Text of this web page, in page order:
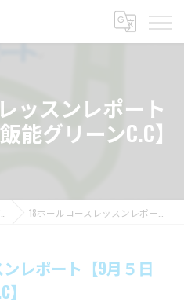
ッスンレポート
能グリーンC.C】
18ホールコースレッスンレポート【9月５日（火）飯能グリーンC.C】
レポート【9月５日